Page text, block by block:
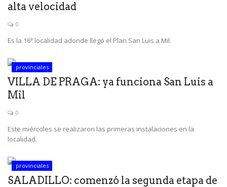
alta velocidad
0
Es la 16ª localidad adonde llegó el Plan San Luis a Mil.
provinciales
VILLA DE PRAGA: ya funciona San Luis a
Mil
0
Este miércoles se realizaron las primeras instalaciones en la
localidad.
provinciales
SALADILLO: comenzó la segunda etapa de